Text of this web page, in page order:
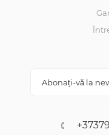
Abonați-vă la